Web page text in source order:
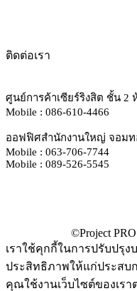
ติดต่อเรา
ศูนย์การค้าเซียร์ริงสิต ชั้น 2
Mobile : 086-610-4466
ออฟฟิศสำนักงานใหญ่ จอมท
Mobile : 063-706-7744
Mobile : 089-526-5545
เราใช้คุกกี้ในการปรับปรุง
ประสิทธิภาพให้แก่ประส
คุณใช้งานเว็บไซต์ของเร